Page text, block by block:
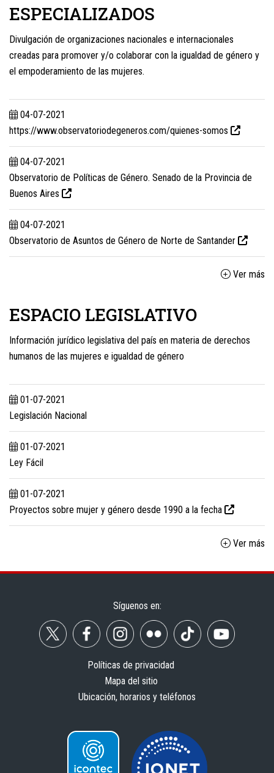
ESPECIALIZADOS
Divulgación de organizaciones nacionales e internacionales
creadas para promover y/o colaborar con la igualdad de género y
el empoderamiento de las mujeres.
04-07-2021
https://www.observatoriodegeneros.com/quienes-somos
04-07-2021
Observatorio de Políticas de Género. Senado de la Provincia de
Buenos Aires
04-07-2021
Observatorio de Asuntos de Género de Norte de Santander
Ver más
ESPACIO LEGISLATIVO
Información jurídico legislativa del país en materia de derechos
humanos de las mujeres e igualdad de género
01-07-2021
Legislación Nacional
01-07-2021
Ley Fácil
01-07-2021
Proyectos sobre mujer y género desde 1990 a la fecha
Ver más
Síguenos en:
Políticas de privacidad
Mapa del sitio
Ubicación, horarios y teléfonos